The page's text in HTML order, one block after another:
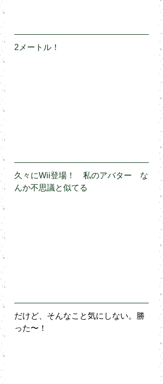
2メートル！
久々にWii登場！　私のアバター　な
んか不思議と似てる
だけど、そんなこと気にしない。勝
った〜！